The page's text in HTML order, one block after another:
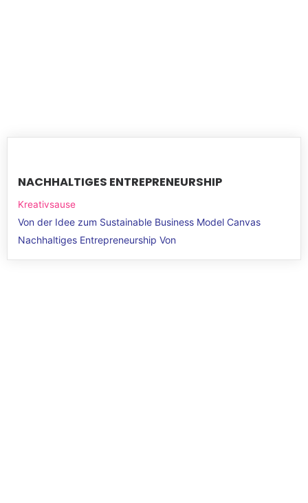
NACHHALTIGES ENTREPRENEURSHIP
Kreativsause
Von der Idee zum Sustainable Business Model Canvas
Nachhaltiges Entrepreneurship Von